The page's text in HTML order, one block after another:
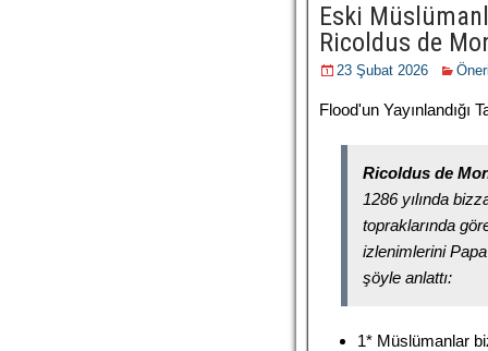
Eski
Ricoldus de
23 Şubat 2026
Flood'un Yayınlandığı
Ricoldus de
1286 yılında
topraklarında
izlenimlerini
şöyle anlattı:
1* Müslümanlar